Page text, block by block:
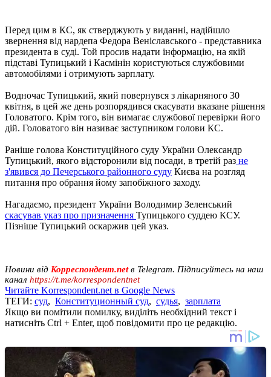
Перед цим в КС, як стверджують у виданні, надійшло
звернення від нардепа Федора Веніславського - представника
президента в суді. Той просив надати інформацію, на якій
підставі Тупицький і Касмінін користуються службовими
автомобілями і отримують зарплату.
Водночас Тупицький, який повернувся з лікарняного 30
квітня, в цей же день розпорядився скасувати вказане рішення
Головатого. Крім того, він вимагає службової перевірки його
дій. Головатого він називає заступником голови КС.
Раніше голова Конституційного суду України Олександр
Тупицький, якого відсторонили від посади, в третій раз не
з'явився до Печерського районного суду Києва на розгляд
питання про обрання йому запобіжного заходу.
Нагадаємо, президент України Володимир Зеленський
скасував указ про призначення Тупицького суддею КСУ.
Пізніше Тупицький оскаржив цей указ.
Новини від Корреспондент.netв Telegram. Підписуйтесь на наш
канал https://t.me/korrespondentnet
Читайте Korrespondent.net в Google News
ТЕГИ: суд, Конституционный суд, судья, зарплата
Якщо ви помітили помилку, виділіть необхідний текст і
натисніть Ctrl + Enter, щоб повідомити про це редакцію.